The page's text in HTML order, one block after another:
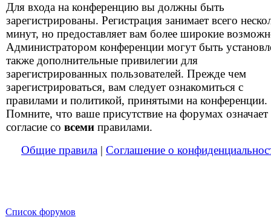
Для входа на конференцию вы должны быть
зарегистрированы. Регистрация занимает всего
минут, но предоставляет вам более широкие
Администратором конференции могут быть
также дополнительные привилегии для
зарегистрированных пользователей. Прежде чем
зарегистрироваться, вам следует ознакомиться с
правилами и политикой, принятыми на конференции.
Помните, что ваше присутствие на форумах означает
согласие со всеми правилами.
Общие правила | Соглашение о
Список форумов